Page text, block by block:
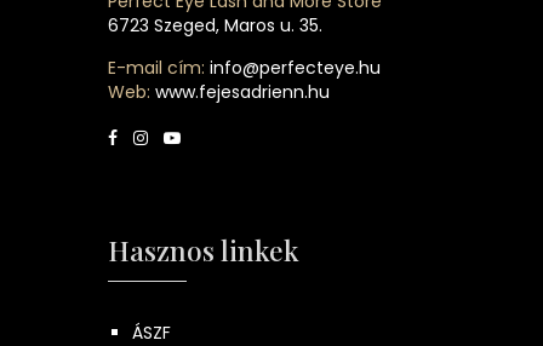
6723 Szeged, Maros u. 35.
E-mail cím: info@perfecteye.hu
Web: www.fejesadrienn.hu
Hasznos linkek
ÁSZF